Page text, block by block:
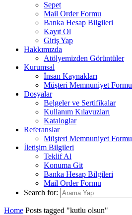
Sepet
Mail Order Formu
Banka Hesap Bilgileri
Kayıt Ol
Giriş Yap
Hakkımızda
Atölyemizden Görüntüler
Kurumsal
İnsan Kaynakları
Müşteri Memnuniyet Formu
Dosyalar
Belgeler ve Sertifikalar
Kullanım Kılavuzları
Kataloglar
Referanslar
Müşteri Memnuniyet Formu
İletişim Bilgileri
Teklif Al
Konuma Git
Banka Hesap Bilgileri
Mail Order Formu
Search for:
Home Posts tagged "kutlu olsun"